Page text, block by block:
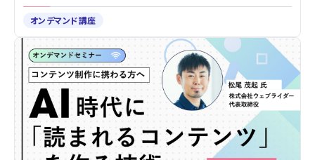
オンデマンド講座